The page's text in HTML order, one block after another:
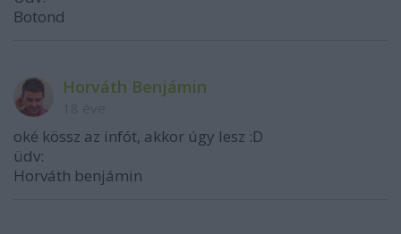
Botond
Horváth Benjámin
oké kössz az infót, akkor úgy lesz :D
üdv:
Horváth benjámin